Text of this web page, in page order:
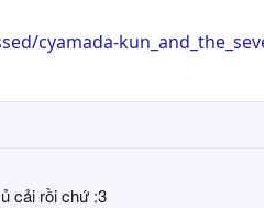
cyamada-
cải rồi chứ :3